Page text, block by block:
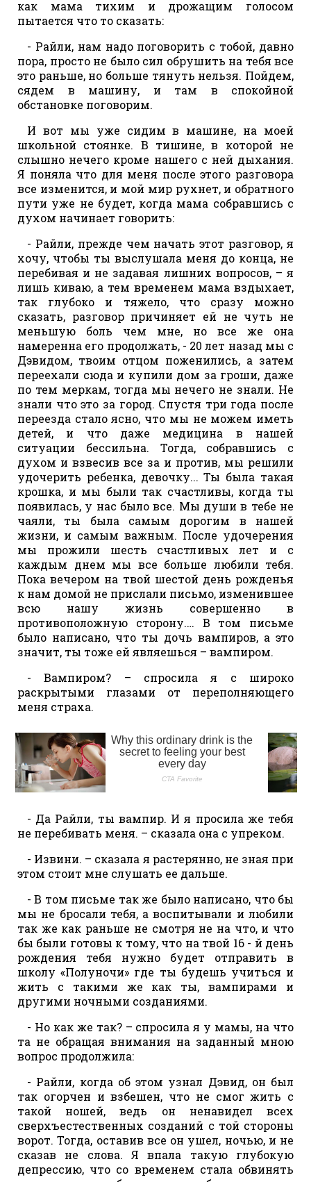
как мама тихим и дрожащим голосом
пытается что то сказать:
- Райли, нам надо поговорить с тобой, давно
пора, просто не было сил обрушить на тебя все
это раньше, но больше тянуть нельзя. Пойдем,
сядем в машину, и там в спокойной
обстановке поговорим.
И вот мы уже сидим в машине, на моей
школьной стоянке. В тишине, в которой не
слышно нечего кроме нашего с ней дыхания.
Я поняла что для меня после этого разговора
все изменится, и мой мир рухнет, и обратного
пути уже не будет, когда мама собравшись с
духом начинает говорить:
- Райли, прежде чем начать этот разговор, я
хочу, чтобы ты выслушала меня до конца, не
перебивая и не задавая лишних вопросов, – я
лишь киваю, а тем временем мама вздыхает,
так глубоко и тяжело, что сразу можно
сказать, разговор причиняет ей не чуть не
меньшую боль чем мне, но все же она
намеренна его продолжать, - 20 лет назад мы с
Дэвидом, твоим отцом поженились, а затем
переехали сюда и купили дом за гроши, даже
по тем меркам, тогда мы нечего не знали. Не
знали что это за город. Спустя три года после
переезда стало ясно, что мы не можем иметь
детей, и что даже медицина в нашей
ситуации бессильна. Тогда, собравшись с
духом и взвесив все за и против, мы решили
удочерить ребенка, девочку... Ты была такая
крошка, и мы были так счастливы, когда ты
появилась, у нас было все. Мы души в тебе не
чаяли, ты была самым дорогим в нашей
жизни, и самым важным. После удочерения
мы прожили шесть счастливых лет и с
каждым днем мы все больше любили тебя.
Пока вечером на твой шестой день рожденья
к нам домой не прислали письмо, изменившее
всю нашу жизнь совершенно в
противоположную сторону.… В том письме
было написано, что ты дочь вампиров, а это
значит, ты тоже ей являешься – вампиром.
- Вампиром? – спросила я с широко
раскрытыми глазами от переполняющего
меня страха.
- Да Райли, ты вампир. И я просила же тебя
не перебивать меня. – сказала она с упреком.
- Извини. – сказала я растерянно, не зная при
этом стоит мне слушать ее дальше.
- В том письме так же было написано, что бы
мы не бросали тебя, а воспитывали и любили
так же как раньше не смотря не на что, и что
бы были готовы к тому, что на твой 16 - й день
рождения тебя нужно будет отправить в
школу «Полуночи» где ты будешь учиться и
жить с такими же как ты, вампирами и
другими ночными созданиями.
- Но как же так? – спросила я у мамы, на что
та не обращая внимания на заданный мною
вопрос продолжила:
- Райли, когда об этом узнал Дэвид, он был
так огорчен и взбешен, что не смог жить с
такой ношей, ведь он ненавидел всех
сверхъестественных созданий с той стороны
ворот. Тогда, оставив все он ушел, ночью, и не
сказав не слова. Я впала такую глубокую
депрессию, что со временем стала обвинять